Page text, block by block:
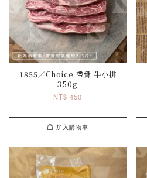
1855／Choice 帶骨 牛小排
350g
NT$ 450
加入購物車